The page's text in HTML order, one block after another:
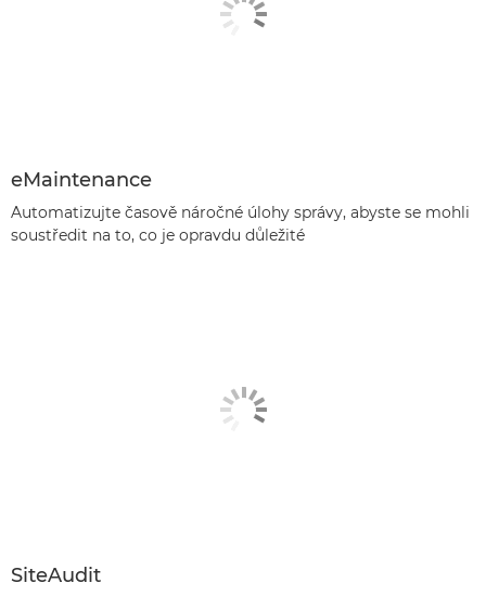
eMaintenance
Automatizujte časově náročné úlohy správy, abyste se mohli
soustředit na to, co je opravdu důležité
SiteAudit